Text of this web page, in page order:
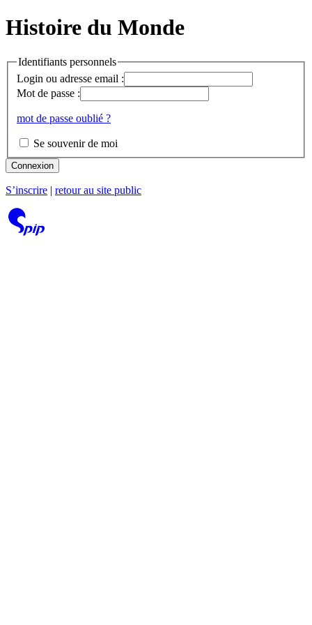
Histoire du Monde
Identifiants personnels
Login ou adresse email :
Mot de passe :
mot de passe oublié ?
Se souvenir de moi
Connexion
S’inscrire retour au site public